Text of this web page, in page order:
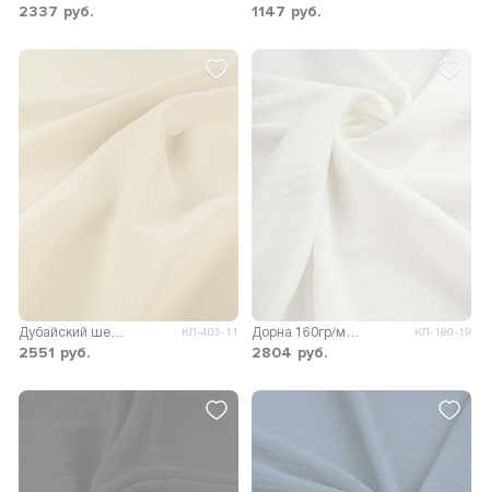
2337 руб. 1147 руб.
Дубайский шелк SPH однотонный КЛ-405-11
2551 руб.
Дорна 160гр/м.кв. КЛ-180-19
2804 руб.